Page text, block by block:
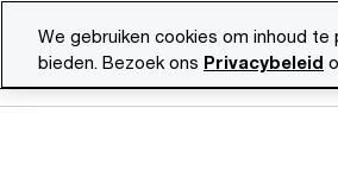
We gebruiken cookies om inhoud
bieden. Bezoek ons Privacybeleid